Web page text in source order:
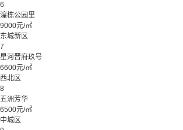
6
湟栋公园里
9000元/㎡
东城新区
7
星河晋府玖号
6600元/㎡
西北区
8
五洲芳华
6500元/㎡
中城区